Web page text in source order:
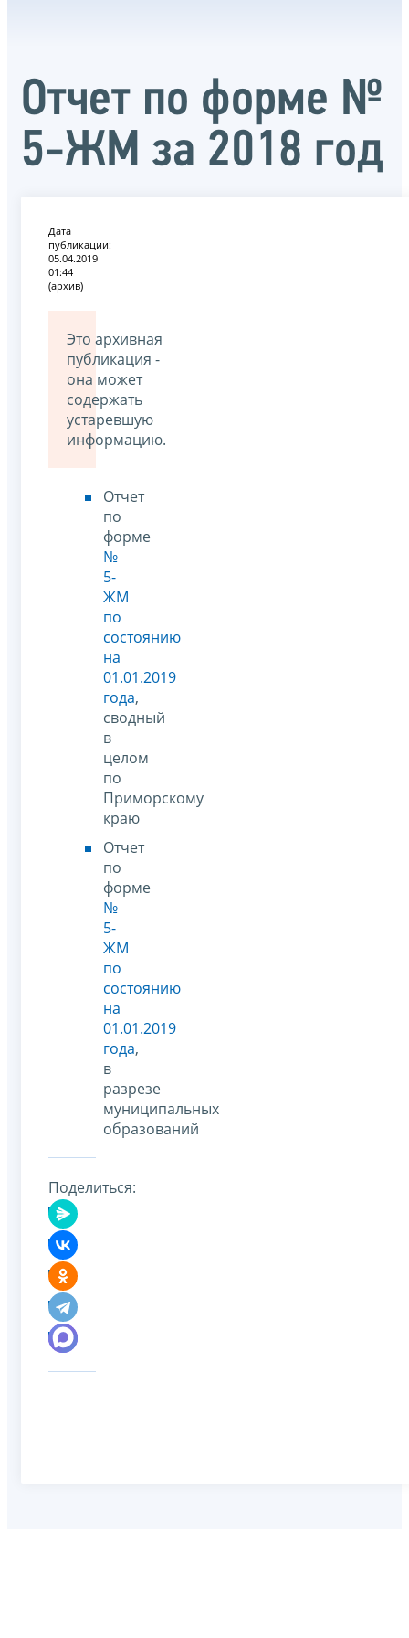
Отчет по форме №
5-ЖМ за 2018 год
Дата
публикации:
05.04.2019
01:44
(архив)
Это архивная
публикация -
она может
содержать
устаревшую
информацию.
Отчет
по
форме
№
5-
ЖМ
по
состоянию
на
01.01.2019
года,
сводный
в
целом
по
Приморскому
краю
Отчет
по
форме
№
5-
ЖМ
по
состоянию
на
01.01.2019
года,
в
разрезе
муниципальных
образований
Поделиться: